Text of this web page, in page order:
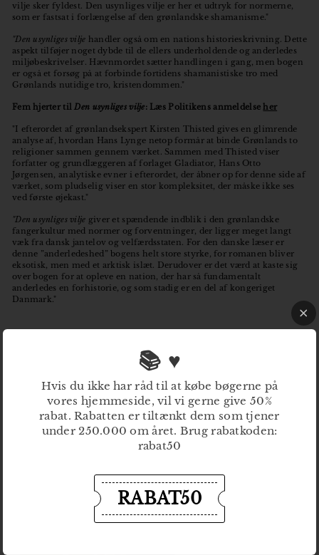
vilje sker fyldest. Den usynliges vilje er her et udtryk for normerne,
som er fastsat i forlængelse af den grønlandske shamanisme."
"Den usynliges vilje handler også om en nations historieskrivning. Dette
aspekt tilføjer noget dybde til de ellers underholdende og anderledes
miljøbeskrivelser. Hævnmordet sætter handlingen i gang, men bogen
er også et forsøg på at forbinde fortidens shamanistiske tro med
Grønlands nutidige tro, kristendommen."
Fem hjerter tilDen usynliges vilje: Læs Politikens anmeldelseher
"I efterordet af grønlandsekspert Kirsten Thisted gives en glimrende
analyse af, hvordan Hans Lynge netop formår at binde Grønlands to
religioner sammen gennem værket. Sammen med Thisted viser
forfatter og grundlæggeren af forlaget Gladiator, Hans Otto
Jørgensen, analytiske evner i efterordet, der åbner op for denne side af
værket, som pludselig viser en stor kompleksitet, der måske ikke ses
ved første øjekast."
"Den usynliges vilje giver et spændende indblik i den grønlandske
fangerkultur med normer og forventninger, der ligger meget langt
væk fra dansk jantelov og velfærdsstaten. For den danske læser er
denne ”anderledeshed” bogens helt store styrke, for romanen bliver
eksotisk, men med et arktisk islæt. Derudover er det værd at kaste sig
over bogen for at opleve en nation, der har så fundamentalt
anderledes en forhistorie, og som stadig er en del af kongeriget
Danmark."
📚 ♥
Hvis du ikke har råd til at købe bøgerne på
vores hjemmeside, vil vi gerne give 50%
rabat. Rabatten er tiltænkt dem som tjener
under 250.000 om året. Brug rabatkoden:
rabat50
RABAT50